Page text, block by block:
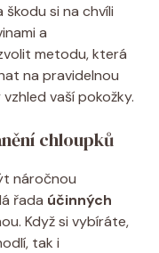
si na chvíli
a
metodu, která
na pravidelnou
vaší pokožky.
chloupků
náročnou
řada účinných
Když si vybíráte,
tak i